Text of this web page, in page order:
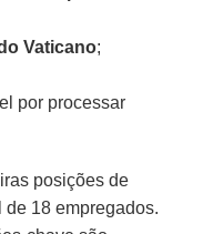
Vaticano;
por processar
posições de
de 18 empregados.